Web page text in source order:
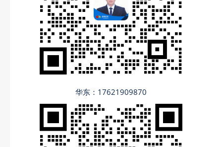
华东：17621909870